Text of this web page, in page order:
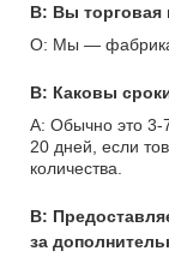
В: Вы торговая
О: Мы —
В: Каковы
A: Обычно это 3-
20 дней, если
количества.
В:
за